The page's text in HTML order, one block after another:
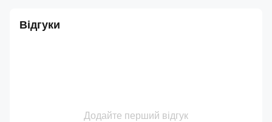
Відгуки
Додайте перший відгук